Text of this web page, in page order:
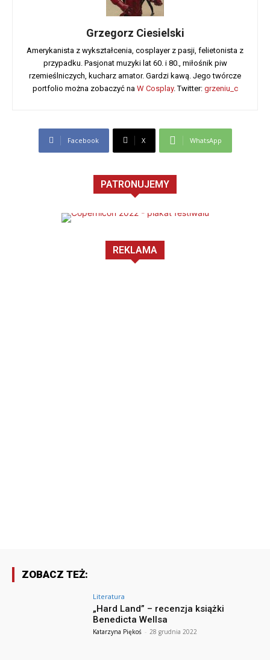
Grzegorz Ciesielski
Amerykanista z wykształcenia, cosplayer z pasji, felietonista z
przypadku. Pasjonat muzyki lat 60. i 80., miłośnik piw
rzemieślniczych, kucharz amator. Gardzi kawą. Jego twórcze
portfolio można zobaczyć na W Cosplay. Twitter: grzeniu_c
Facebook X WhatsApp
PATRONUJEMY
REKLAMA
ZOBACZ TEŻ:
Literatura
„Hard Land” – recenzja książki
Benedicta Wellsa
Katarzyna Piękoś - 28 grudnia 2022